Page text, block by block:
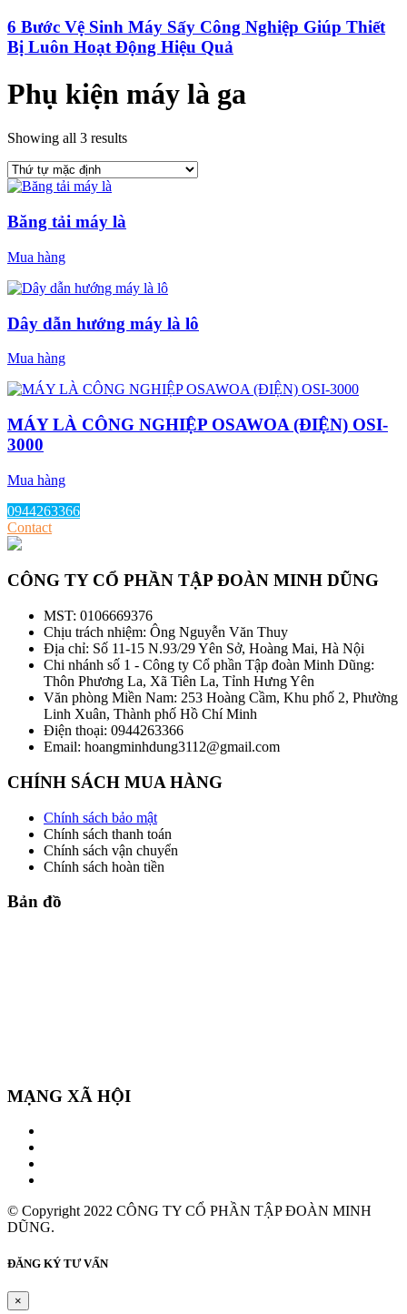
6 Bước Vệ Sinh Máy Sấy Công Nghiệp Giúp Thiết
Bị Luôn Hoạt Động Hiệu Quả
Phụ kiện máy là ga
Showing all 3 results
Băng tải máy là
Mua hàng
Dây dẫn hướng máy là lô
Mua hàng
MÁY LÀ CÔNG NGHIỆP OSAWOA (ĐIỆN) OSI-
3000
Mua hàng
0944263366
Contact
CÔNG TY CỔ PHẦN TẬP ĐOÀN MINH DŨNG
MST: 0106669376
Chịu trách nhiệm: Ông Nguyễn Văn Thuy
Địa chỉ: Số 11-15 N.93/29 Yên Sở, Hoàng Mai, Hà Nội
Chi nhánh số 1 - Công ty Cổ phần Tập đoàn Minh Dũng:
Thôn Phương La, Xã Tiên La, Tỉnh Hưng Yên
Văn phòng Miền Nam: 253 Hoàng Cầm, Khu phố 2, Phường
Linh Xuân, Thành phố Hồ Chí Minh
Điện thoại: 0944263366
Email: hoangminhdung3112@gmail.com
CHÍNH SÁCH MUA HÀNG
Chính sách bảo mật
Chính sách thanh toán
Chính sách vận chuyển
Chính sách hoàn tiền
Bản đồ
MẠNG XÃ HỘI
© Copyright 2022 CÔNG TY CỔ PHẦN TẬP ĐOÀN MINH
DŨNG.
ĐĂNG KÝ TƯ VẤN
×